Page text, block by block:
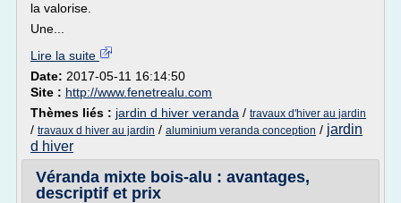
la valorise.
Une...
Lire la suite
Date: 2017-05-11 16:14:50
Site : http://www.fenetrealu.com
Thèmes liés : jardin d hiver veranda / travaux d'hiver au jardin
/ travaux d hiver au jardin / aluminium veranda conception / jardin
d hiver
Véranda mixte bois-alu : avantages,
descriptif et prix